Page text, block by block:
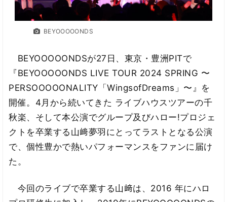
BEYOOOOONDS
BEYOOOOONDSが27日、東京・豊洲PITで
『BEYOOOOONDS LIVE TOUR 2024 SPRING 〜
PERSOOOOONALITY「WingsofDreams」〜』を
開催。4月から続いてきた ライブハウスツアーの千
秋楽、そして本公演でグループ及びハロー!プロジェ
クトを卒業する山﨑夢羽にとってラストとなる公演
で、個性豊かで熱いパフォーマンスをファンに届け
た。
今回のライブで卒業する山﨑は、2016 年にハロ